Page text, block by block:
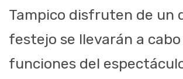
Tampico disfruten de un
festejo se llevarán a
funciones del